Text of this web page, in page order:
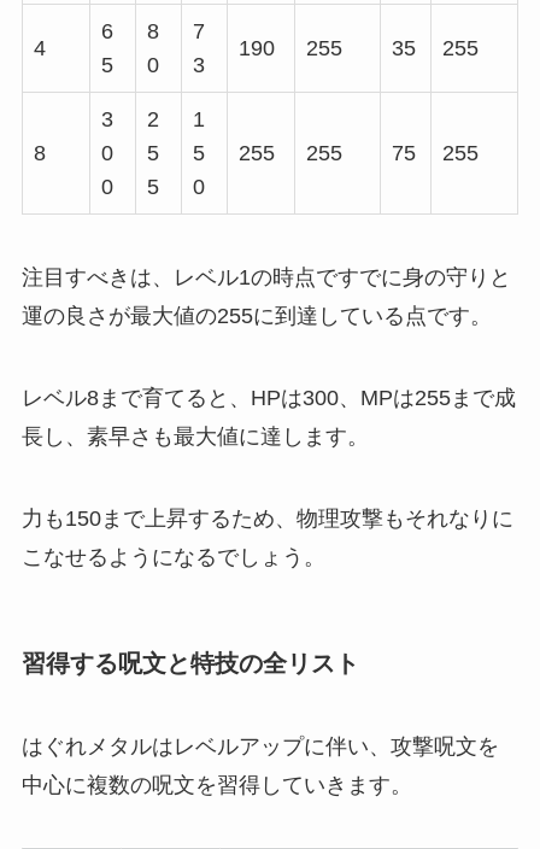
4
6
5
8
0
7
3
190 255 35 255
8
3
0
0
2
5
5
1
5
0
255 255 75 255
注目すべきは、レベル1の時点ですでに身の守りと
運の良さが最大値の255に到達している点です。
レベル8まで育てると、HPは300、MPは255まで成
長し、素早さも最大値に達します。
力も150まで上昇するため、物理攻撃もそれなりに
こなせるようになるでしょう。
習得する呪文と特技の全リスト
はぐれメタルはレベルアップに伴い、攻撃呪文を
中心に複数の呪文を習得していきます。